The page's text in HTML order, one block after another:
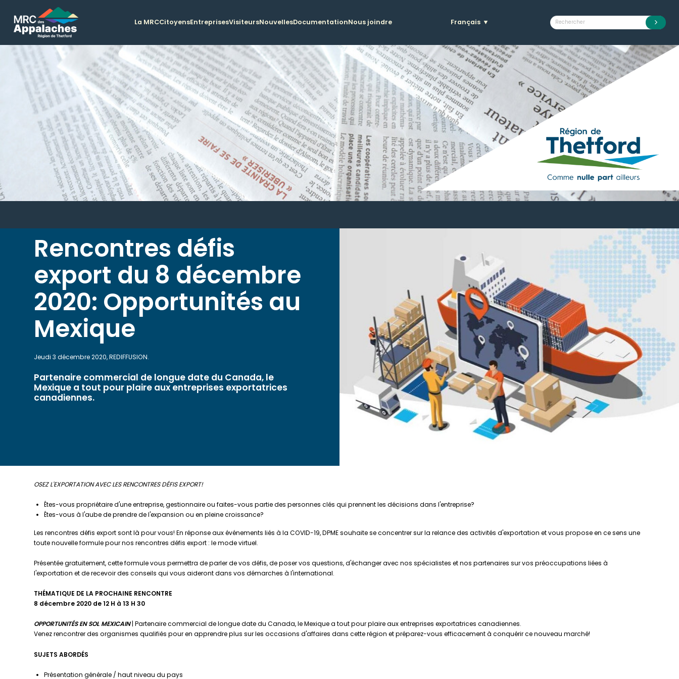
La MRCCitoyensEntreprisesVisiteursNouvellesDocumentationNous joindre Français ▼
Rencontres défis
export du 8 décembre
2020: Opportunités au
Mexique
Jeudi 3 décembre 2020, REDIFFUSION.
Partenaire commercial de longue date du Canada, le
Mexique a tout pour plaire aux entreprises exportatrices
canadiennes.
OSEZ L'EXPORTATION AVEC LES RENCONTRES DÉFIS EXPORT!
Êtes-vous propriétaire d'une entreprise, gestionnaire ou faites-vous partie des personnes clés qui prennent les décisions dans l'entreprise?
Êtes-vous à l'aube de prendre de l'expansion ou en pleine croissance?
Les rencontres défis export sont là pour vous! En réponse aux événements liés à la COVID-19, DPME souhaite se concentrer sur la relance des activités d'exportation et vous propose en ce sens une
toute nouvelle formule pour nos rencontres défis export : le mode virtuel.
Présentée gratuitement, cette formule vous permettra de parler de vos défis, de poser vos questions, d'échanger avec nos spécialistes et nos partenaires sur vos préoccupations liées à
l'exportation et de recevoir des conseils qui vous aideront dans vos démarches à l'international.
THÉMATIQUE DE LA PROCHAINE RENCONTRE
8 décembre 2020 de 12 H à 13 H 30
OPPORTUNITÉS EN SOL MEXICAIN | Partenaire commercial de longue date du Canada, le Mexique a tout pour plaire aux entreprises exportatrices canadiennes.
Venez rencontrer des organismes qualifiés pour en apprendre plus sur les occasions d'affaires dans cette région et préparez-vous efficacement à conquérir ce nouveau marché!
SUJETS ABORDÉS
Présentation générale / haut niveau du pays